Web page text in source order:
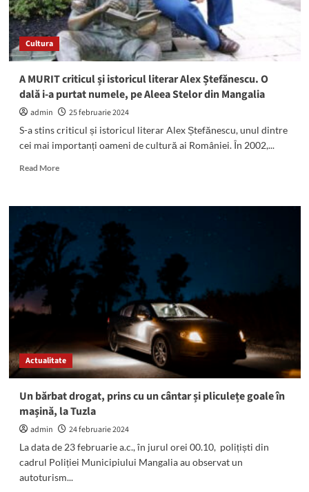
Vama
Veche.
A
fost
prins
strada
Oituz
din
Cultura
A MURIT criticul și istoricul literar Alex Ștefănescu. O
dală i-a purtat numele, pe Aleea Stelor din Mangalia
admin
25 februarie 2024
S-a stins criticul și istoricul literar Alex Ștefănescu, unul dintre
cei mai importanți oameni de cultură ai României. În 2002,...
Read MoreRead
A
criticul
și
istoricul
literar
Ștefănescu.
a
purtat
numele,
Aleea
Stelor
din
Actualitate
Un bărbat drogat, prins cu un cântar și pliculețe goale în
mașină, la Tuzla
admin
24 februarie 2024
La data de 23 februarie a.c., în jurul orei 00.10, polițiști din
cadrul Poliției Municipiului Mangalia au observat un
autoturism...